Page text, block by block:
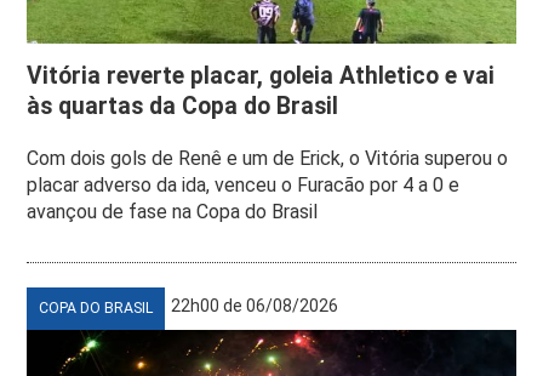
Vitória reverte placar, goleia Athletico e vai
às quartas da Copa do Brasil
Com dois gols de Renê e um de Erick, o Vitória superou o
placar adverso da ida, venceu o Furacão por 4 a 0 e
avançou de fase na Copa do Brasil
COPA DO BRASIL 22h00 de 06/08/2026